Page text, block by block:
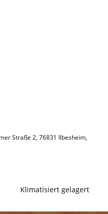
Straße 2, 76831 Ilbesheim,
Klimatisiert gelagert